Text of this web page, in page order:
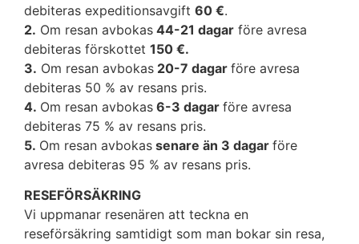
debiteras expeditionsavgift 60 €.
2. Om resan avbokas 44-21 dagar före avresa
debiteras förskottet 150 €.
3. Om resan avbokas 20-7 dagar före avresa
debiteras 50 % av resans pris.
4. Om resan avbokas 6-3 dagar före avresa
debiteras 75 % av resans pris.
5. Om resan avbokas senare än 3 dagar före
avresa debiteras 95 % av resans pris.
RESEFÖRSÄKRING
Vi uppmanar resenären att teckna en
reseförsäkring samtidigt som man bokar sin resa,